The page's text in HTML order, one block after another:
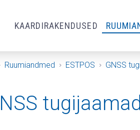
KAARDIRAKENDUSED
Ruumiandmed ESTPOS GNSS